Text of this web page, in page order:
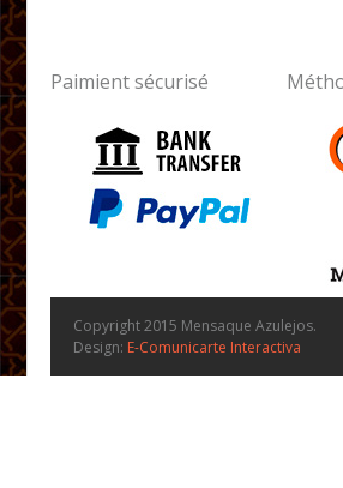
Paimient sécurisé
Copyright 2015 Mensaque Azulejos.
Design: E-Comunicarte Interactiva